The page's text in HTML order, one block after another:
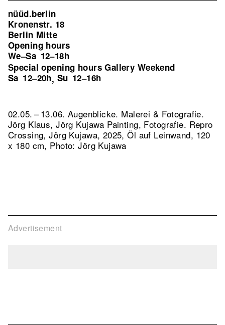
Advertisement
nüüd.berlin
Kronenstr. 18
Berlin Mitte
Opening hours
We–Sa 12–18h
Special opening hours Gallery Weekend
Sa 12–20h, Su 12–16h
02.05. – 13.06. Augenblicke. Malerei & Fotografie.
Jörg Klaus, Jörg Kujawa Painting, Fotografie. Repro
Crossing, Jörg Kujawa, 2025, Öl auf Leinwand, 120
x 180 cm, Photo: Jörg Kujawa